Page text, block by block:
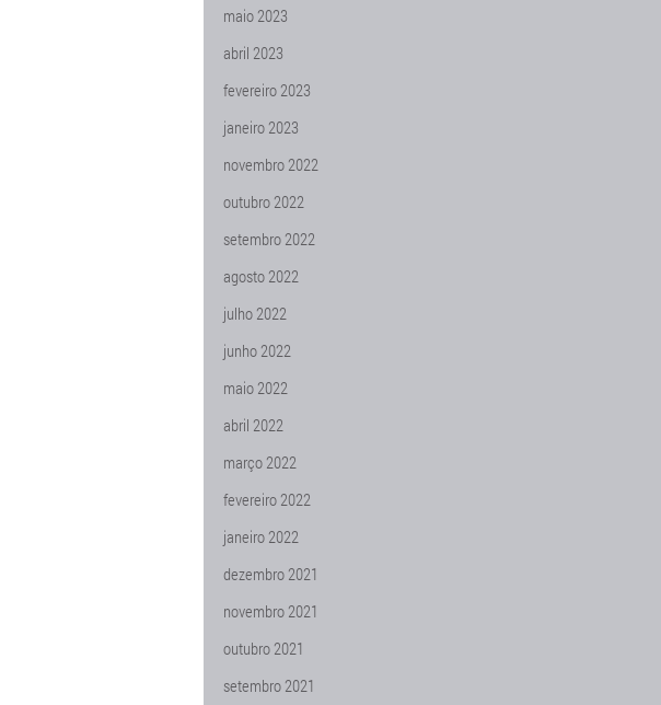
maio 2023
abril 2023
fevereiro 2023
janeiro 2023
novembro 2022
outubro 2022
setembro 2022
agosto 2022
julho 2022
junho 2022
maio 2022
abril 2022
março 2022
fevereiro 2022
janeiro 2022
dezembro 2021
novembro 2021
outubro 2021
setembro 2021